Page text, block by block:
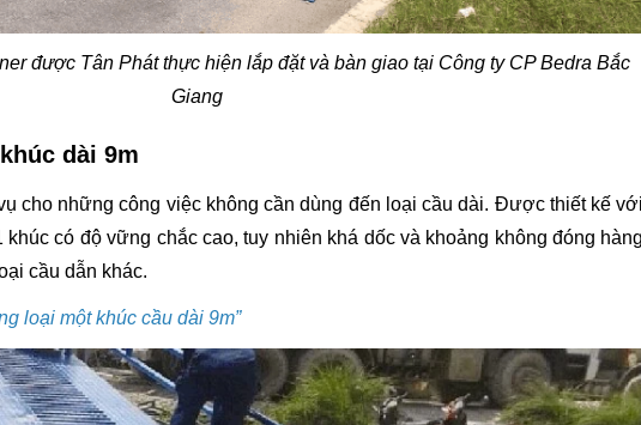
được Tân Phát thực hiện lắp đặt và bàn giao tại Công ty CP Bedra Bắc
Giang
dài 9m
cho những công việc không cần dùng đến loại cầu dài. Được thiết kế
có độ vững chắc cao, tuy nhiên khá dốc và khoảng không đóng
cầu dẫn khác.
loại một khúc cầu dài 9m”